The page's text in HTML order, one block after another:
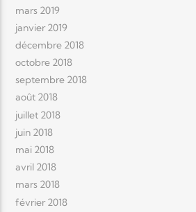
mars 2019
janvier 2019
décembre 2018
octobre 2018
septembre 2018
août 2018
juillet 2018
juin 2018
mai 2018
avril 2018
mars 2018
février 2018